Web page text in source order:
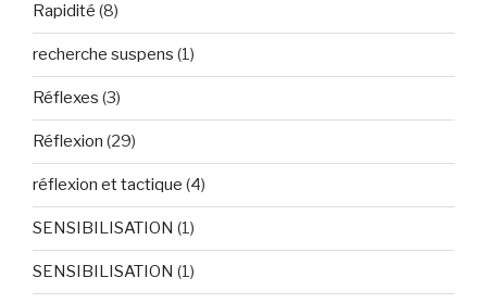
Rapidité (8)
recherche suspens (1)
Réflexes (3)
Réflexion (29)
réflexion et tactique (4)
SENSIBILISATION (1)
SENSIBILISATION (1)